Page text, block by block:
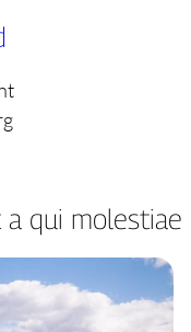
qui molestiae